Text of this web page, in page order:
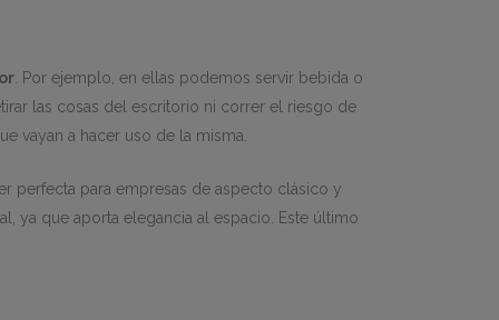
. Por ejemplo, en ellas podemos servir bebida o
las cosas del escritorio ni correr el riesgo de
vayan a hacer uso de la misma.
perfecta para empresas de aspecto clásico y
ya que aporta elegancia al espacio. Este último